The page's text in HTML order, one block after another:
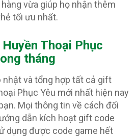
vừa giúp họ nhận thêm
tối ưu nhất.
Thoại Phục
tháng
nhật và tổng hợp tất cả gift
Phục Yêu mới nhất hiện nay
Mọi thông tin về cách đổi
dẫn kích hoạt gift code
dụng được code game hết